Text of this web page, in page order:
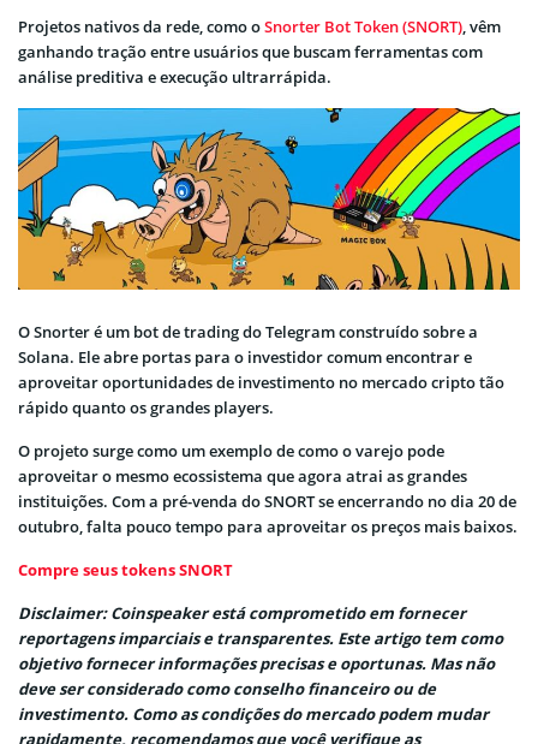
Projetos nativos da rede, como oSnorter Bot Token (SNORT), vêm
ganhando tração entre usuários que buscam ferramentas com
análise preditiva e execução ultrarrápida.
O Snorter é um bot de trading do Telegram construído sobre a
Solana. Ele abre portas para o investidor comum encontrar e
aproveitar oportunidades de investimento no mercado cripto tão
rápido quanto os grandes players.
O projeto surge como um exemplo de como o varejo pode
aproveitar o mesmo ecossistema que agora atrai as grandes
instituições. Com a pré-venda do SNORT se encerrando no dia 20 de
outubro, falta pouco tempo para aproveitar os preços mais baixos.
Compre seus tokens SNORT
Disclaimer: Coinspeaker está comprometido em fornecer
reportagens imparciais e transparentes. Este artigo tem como
objetivo fornecer informações precisas e oportunas. Mas não
deve ser considerado como conselho financeiro ou de
investimento. Como as condições do mercado podem mudar
rapidamente, recomendamos que você verifique as